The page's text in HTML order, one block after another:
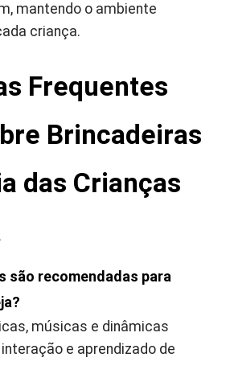
mantendo o ambiente
criança.
Frequentes
Brincadeiras
das Crianças
são recomendadas para
músicas e dinâmicas
e aprendizado de